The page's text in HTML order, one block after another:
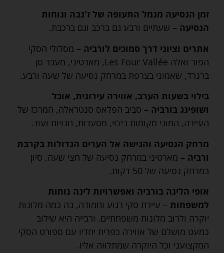
זמן הנסיעה מנמל התעופה של ז'נבה ונוחות
הנסיעה– שעתיים ורבע גם ברכב וגם ברכבת.
אתרים וציוני דרך סמוכים לורביה– מסלולי הסקי
הפור ואלה Les Four Vallée, מארטיני, מעבר סן
ברנרד, שאמוני בצרפת במרחק נסיעה של שעה ורבע.
בילוי בשעות הערב, אווירה עירונית, אוכל
ושופינג בורביה– סביב הפלאס סנטראלה, המרכז של
העיירה, המוני מקומות בילוי, מסעדות, חנויות ועוד.
מרחק הנסיעה והגישה אל הערים הגדולות בקרבת
ורביה– מארטיני במרחק נסיעה של חצי שעה, סיון
במרחק נסיעה של 50 דקות.
אופי הלינה בורביה ואפשרויות לינה נוחות
למשפחות– עיירת סקי רגוע וחמודה, בה כמה מלונות
יוקרה ולרוב מלונות משפחתיים. ורבייה היא שילוב
כמעט מושלם של אווירה כפרית יחדיו עם ספורט הסקי
המקצועני וכל היוקרה שמתלווה אליו.